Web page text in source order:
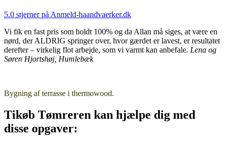
5.0 stjerner på Anmeld-haandvaerker.dk
Vi fik en fast pris som holdt 100% og da Allan må siges, at være en
nørd, der ALDRIG springer over, hvor gærdet er lavest, er resultatet
derefter – virkelig flot arbejde, som vi varmt kan anbefale. Lena og
Søren Hjortshøj, Humlebæk
Bygning af terrasse i thermowood.
Tikøb Tømreren kan hjælpe dig med
disse opgaver: